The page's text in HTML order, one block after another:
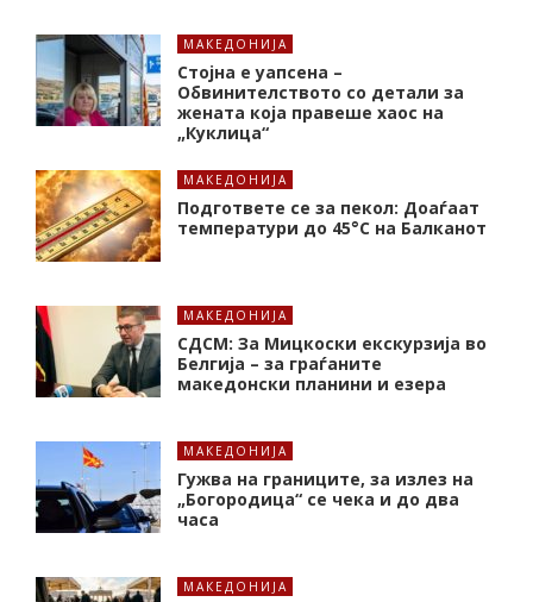
МАКЕДОНИЈА
Стојна е уапсена –
Обвинителството со детали за
жената која правеше хаос на
„Куклица“
МАКЕДОНИЈА
Подгответе се за пекол: Доаѓаат
температури до 45°C на Балканот
МАКЕДОНИЈА
СДСМ: За Мицкоски екскурзија во
Белгија – за граѓаните
македонски планини и езера
МАКЕДОНИЈА
Гужва на границите, за излез на
„Богородица“ се чека и до два
часа
МАКЕДОНИЈА